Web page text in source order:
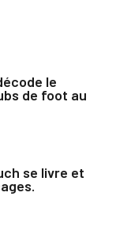
le
de foot au
se livre et